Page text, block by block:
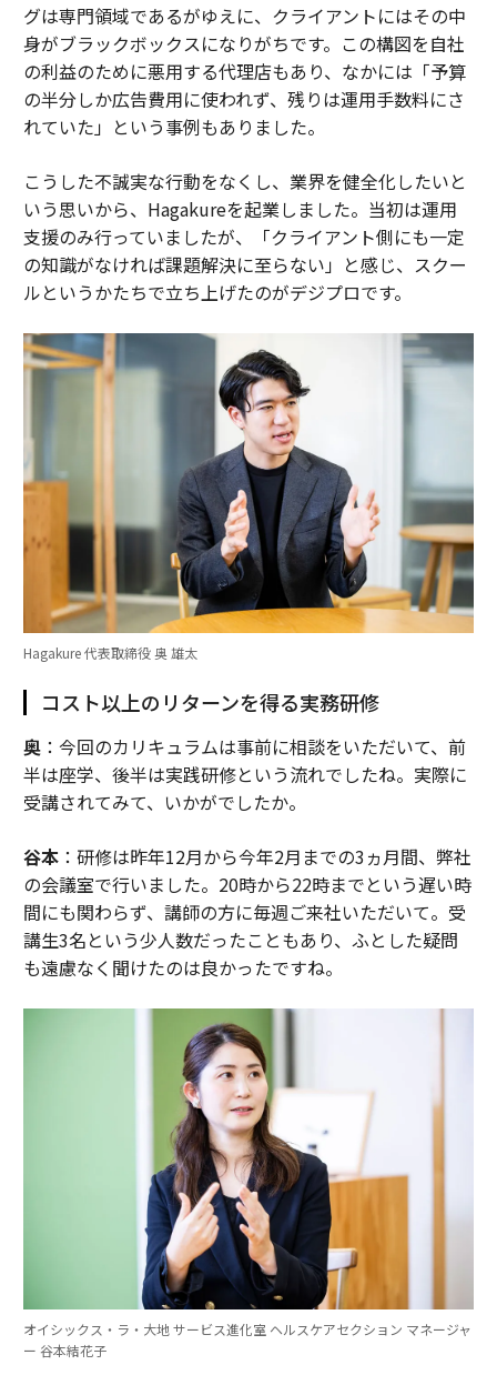
グは専門領域であるがゆえに、クライアントにはその中
身がブラックボックスになりがちです。この構図を自社
の利益のために悪用する代理店もあり、なかには「予算
の半分しか広告費用に使われず、残りは運用手数料にさ
れていた」という事例もありました。
こうした不誠実な行動をなくし、業界を健全化したいと
いう思いから、Hagakureを起業しました。当初は運用
支援のみ行っていましたが、「クライアント側にも一定
の知識がなければ課題解決に至らない」と感じ、スクー
ルというかたちで立ち上げたのがデジプロです。
Hagakure 代表取締役 奥 雄太
コスト以上のリターンを得る実務研修
奥：今回のカリキュラムは事前に相談をいただいて、前
半は座学、後半は実践研修という流れでしたね。実際に
受講されてみて、いかがでしたか。
谷本：研修は昨年12月から今年2月までの3ヵ月間、弊社
の会議室で行いました。20時から22時までという遅い時
間にも関わらず、講師の方に毎週ご来社いただいて。受
講生3名という少人数だったこともあり、ふとした疑問
も遠慮なく聞けたのは良かったですね。
オイシックス・ラ・大地 サービス進化室 ヘルスケアセクション マネージャ
ー 谷本結花子